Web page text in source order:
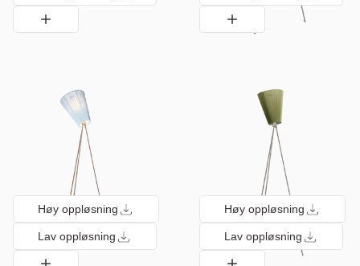
Høy oppløsning
Lav oppløsning
Høy oppløsning
Lav oppløsning